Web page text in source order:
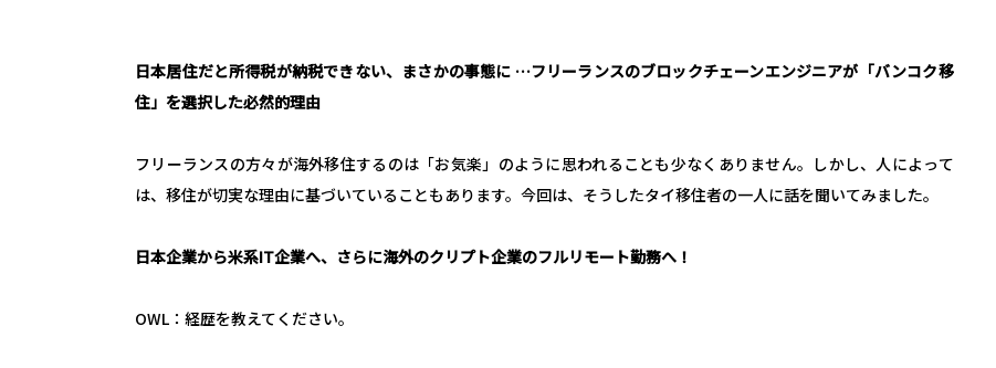
日本居住だと所得税が納税できない、まさかの事態に …フリーランスのブロックチェーンエンジニアが「バンコク移
住」を選択した必然的理由
フリーランスの方々が海外移住するのは「お気楽」のように思われることも少なくありません。しかし、人によって
は、移住が切実な理由に基づいていることもあります。今回は、そうしたタイ移住者の一人に話を聞いてみました。
日本企業から米系IT企業へ、さらに海外のクリプト企業のフルリモート勤務へ！
OWL：経歴を教えてください。